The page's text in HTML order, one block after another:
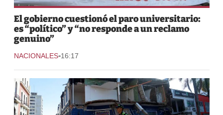
El gobierno cuestionó el paro universitario:
es “político” y “no responde a un reclamo
genuino”
NACIONALES-16:17